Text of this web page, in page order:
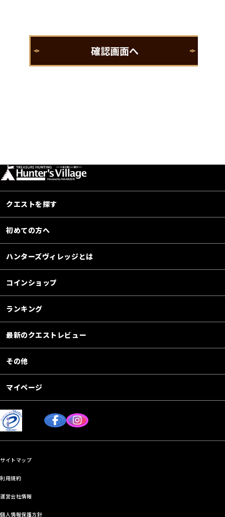
クエストを探す
初めての方へ
ハンターズヴィレッジとは
コインショップ
ランキング
最新のクエストレビュー
その他
マイページ
サイトマップ
利用規約
運営会社情報
個人情報保護方針